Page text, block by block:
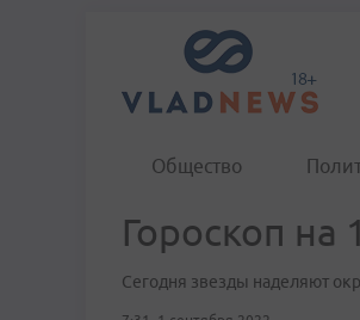
Общество
Гороскоп на
Сегодня звезды наделяют